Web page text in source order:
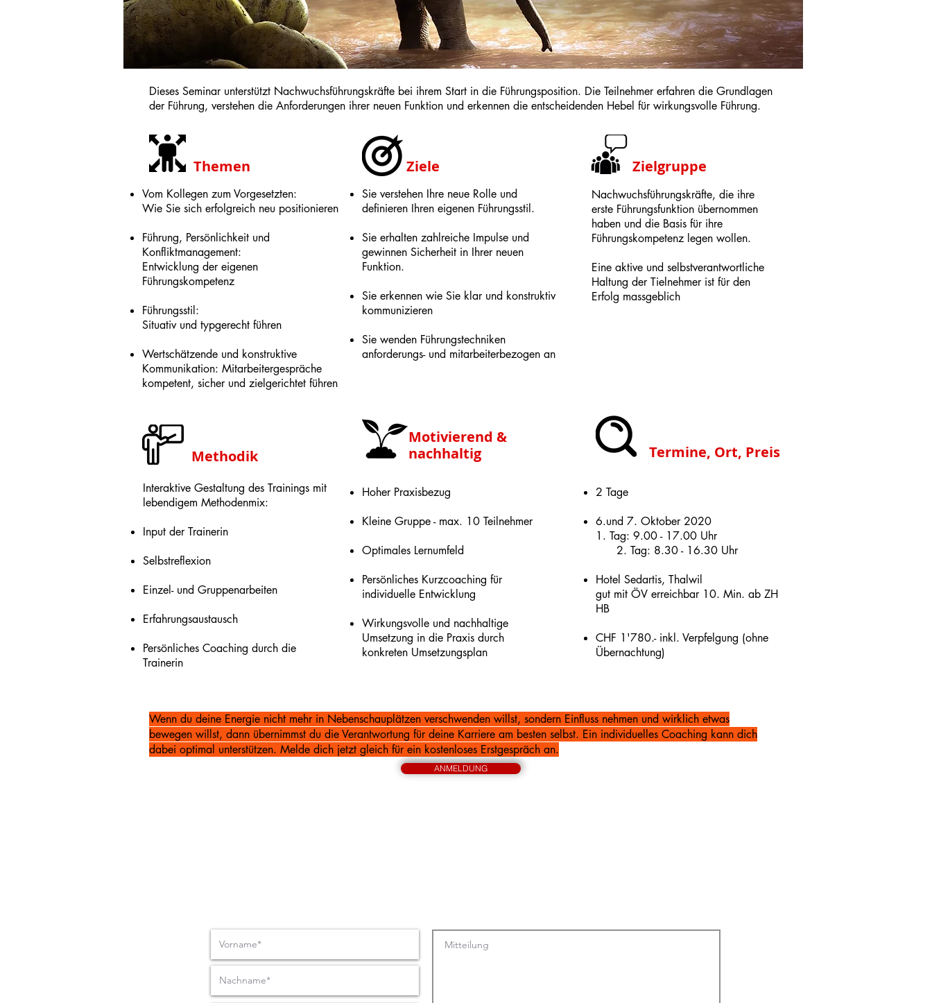
Dieses Seminar unterstützt Nachwuchsführungskräfte bei ihrem Start in die Führungsposition. Die Teilnehmer erfahren die Grundlagen
der Führung, verstehen die Anforderungen ihrer neuen Funktion und erkennen die entscheidenden Hebel für wirkungsvolle Führung.
Themen
Vom Kollegen zum Vorgesetzten:
Wie Sie sich erfolgreich neu positionieren
Führung, Persönlichkeit und
Konfliktmanagement:
Entwicklung der eigenen
Führungskompetenz
Führungsstil:
Situativ und typgerecht führen
Wertschätzende und konstruktive
Kommunikation: Mitarbeitergespräche
kompetent, sicher und zielgerichtet führen
Ziele
Sie verstehen Ihre neue Rolle und
definieren Ihren eigenen Führungsstil.
Sie erhalten zahlreiche Impulse und
gewinnen Sicherheit in Ihrer neuen
Funktion.
Sie erkennen wie Sie klar und konstruktiv
kommunizieren
Sie wenden Führungstechniken
anforderungs- und mitarbeiterbezogen an
Zielgruppe
Nachwuchsführungskräfte, die ihre
erste Führungsfunktion übernommen
haben und die Basis für ihre
Führungskompetenz legen wollen.
Eine aktive und selbstverantwortliche
Haltung der Tielnehmer ist für den
Erfolg massgeblich
Methodik
Interaktive Gestaltung des Trainings mit
lebendigem Methodenmix:
Input der Trainerin
Selbstreflexion
Einzel- und Gruppenarbeiten
Erfahrungsaustausch
Persönliches Coaching durch die
Trainerin
Motivierend &
nachhaltig
Hoher Praxisbezug
Kleine Gruppe - max. 10 Teilnehmer
Optimales Lernumfeld
Persönliches Kurzcoaching für
individuelle Entwicklung
Wirkungsvolle und nachhaltige
Umsetzung in die Praxis durch
konkreten Umsetzungsplan
Termine, Ort, Preis
2 Tage
6.und 7. Oktober 2020
1. Tag: 9.00 - 17.00 Uhr
2. Tag: 8.30 - 16.30 Uhr
Hotel Sedartis, Thalwil
gut mit ÖV erreichbar 10. Min. ab ZH
HB
CHF 1'780.- inkl. Verpfelgung (ohne
Übernachtung)
Wenn du deine Energie nicht mehr in Nebenschauplätzen verschwenden willst, sondern Einfluss nehmen und wirklich etwas
bewegen willst, dann übernimmst du die Verantwortung für deine Karriere am besten selbst. Ein individuelles Coaching kann dich
dabei optimal unterstützen. Melde dich jetzt gleich für ein kostenloses Erstgespräch an.
ANMELDUNG